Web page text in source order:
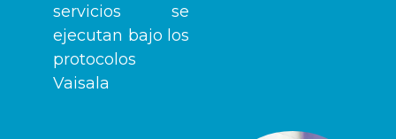
servicios se
ejecutan bajo los
protocolos
Vaisala